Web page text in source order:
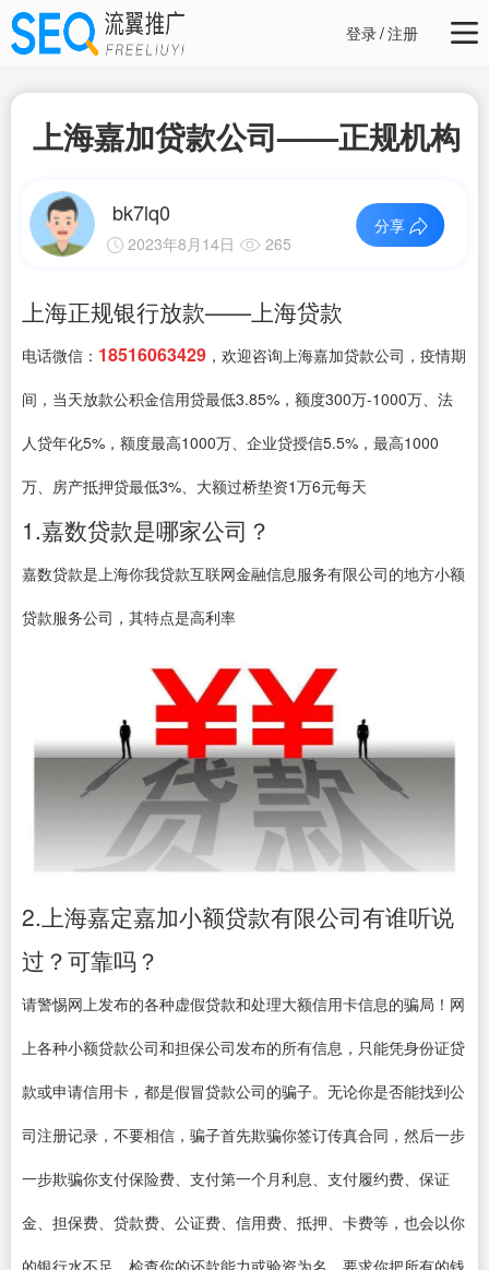
登录/注册
上海嘉加贷款公司——正规机构
bk7lq0
2023年8月14日 265
分享
上海正规银行放款——上海贷款
电话微信： 18516063429 ，欢迎咨询上海嘉加贷款公司，疫情期
间，当天放款公积金信用贷最低3.85%，额度300万-1000万、法
人贷年化5%，额度最高1000万、企业贷授信5.5%，最高1000
万、房产抵押贷最低3%、大额过桥垫资1万6元每天
1.嘉数贷款是哪家公司？
嘉数贷款是上海你我贷款互联网金融信息服务有限公司的地方小额
贷款服务公司，其特点是高利率
2.上海嘉定嘉加小额贷款有限公司有谁听说
过？可靠吗？
请警惕网上发布的各种虚假贷款和处理大额信用卡信息的骗局！网
上各种小额贷款公司和担保公司发布的所有信息，只能凭身份证贷
款或申请信用卡，都是假冒贷款公司的骗子。无论你是否能找到公
司注册记录，不要相信，骗子首先欺骗你签订传真合同，然后一步
一步欺骗你支付保险费、支付第一个月利息、支付履约费、保证
金、担保费、贷款费、公证费、信用费、抵押、卡费等，也会以你
的银行水不足、检查你的还款能力或验资为名，要求你把所有的钱